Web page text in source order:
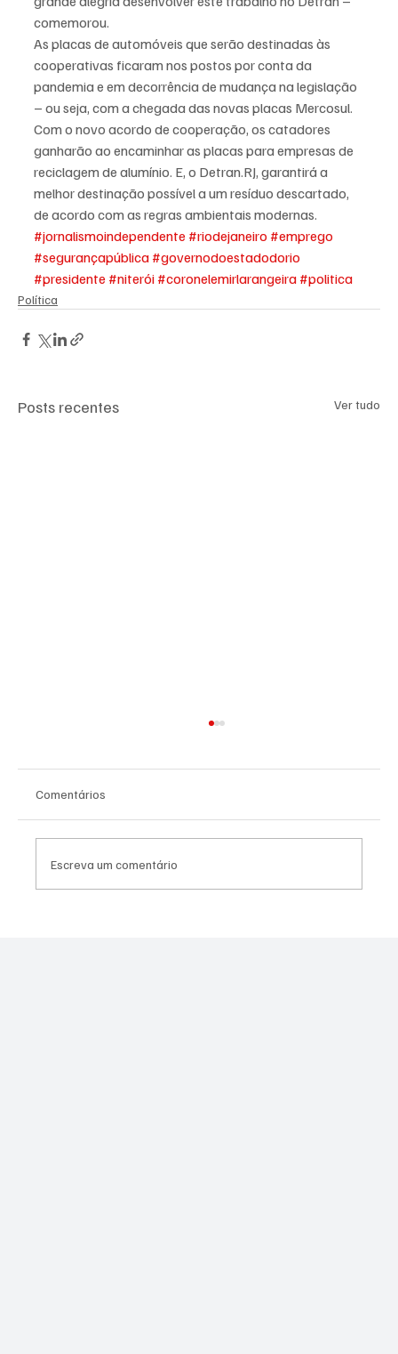
comemorou.
As placas de automóveis que serão destinadas às
cooperativas ficaram nos postos por conta da
pandemia e em decorrência de mudança na legislação
– ou seja, com a chegada das novas placas Mercosul.
Com o novo acordo de cooperação, os catadores
ganharão ao encaminhar as placas para empresas de
reciclagem de alumínio. E, o Detran.RJ, garantirá a
melhor destinação possível a um resíduo descartado,
de acordo com as regras ambientais modernas.
#jornalismoindependente #riodejaneiro #emprego
#segurançapública #governodoestadodorio
#presidente #niterói #coronelemirlarangeira #politica
Política
Posts recentes Ver tudo
Comentários
Escreva um comentário